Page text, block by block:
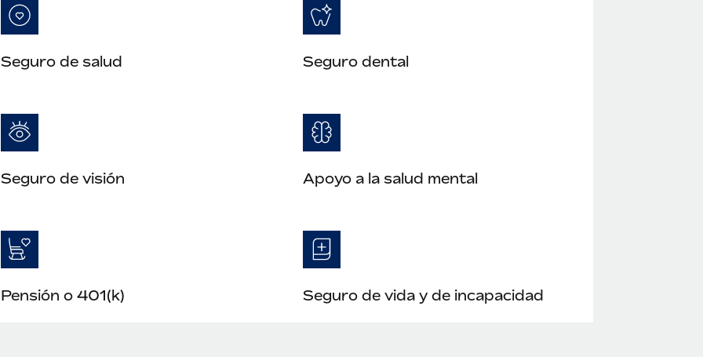
Seguro de salud Seguro dental
Seguro de visión Apoyo a la salud mental
Pensión o 401(k) Seguro de vida y de incapacidad